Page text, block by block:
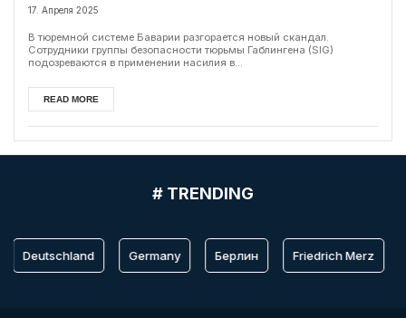
избиении несовершеннолетних
17. Апреля 2025
В тюремной системе Баварии разгорается новый скандал.
Сотрудники группы безопасности тюрьмы Габлингена (SIG)
подозреваются в применении насилия в...
READ MORE
# TRENDING
Deutschland Germany Берлин Friedrich Merz